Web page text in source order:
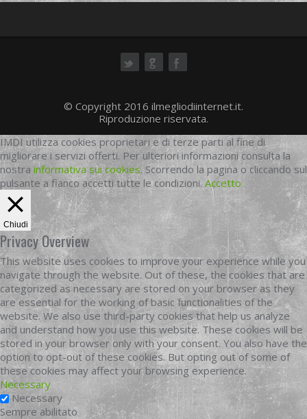
© Copyright 2016 ilmegliodiinternet.it.
Riproduzione riservata.
IMDI utilizza cookies proprietari e di terze parti al fine di
migliorare i servizi offerti. Per ulteriori informazioni consulta la
nostra informativa sui cookies. Scorrendo la pagina o cliccando sul
pulsante a fianco accetti tutte le condizioni.Accetto
Chiudi
Privacy Overview
This website uses cookies to improve your experience while you
navigate through the website. Out of these, the cookies that are
categorized as necessary are stored on your browser as they
are essential for the working of basic functionalities of the
website. We also use third-party cookies that help us analyze
and understand how you use this website. These cookies will be
stored in your browser only with your consent. You also have the
option to opt-out of these cookies. But opting out of some of
these cookies may affect your browsing experience.
Necessary
Necessary
Sempre abilitato